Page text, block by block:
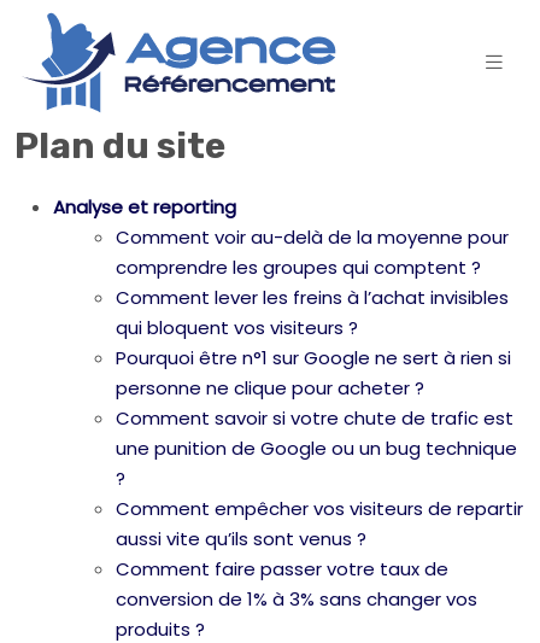
Plan du site
Analyse et reporting
Comment voir au-delà de la moyenne pour
comprendre les groupes qui comptent ?
Comment lever les freins à l’achat invisibles
qui bloquent vos visiteurs ?
Pourquoi être n°1 sur Google ne sert à rien si
personne ne clique pour acheter ?
Comment savoir si votre chute de trafic est
une punition de Google ou un bug technique
?
Comment empêcher vos visiteurs de repartir
aussi vite qu’ils sont venus ?
Comment faire passer votre taux de
conversion de 1% à 3% sans changer vos
produits ?